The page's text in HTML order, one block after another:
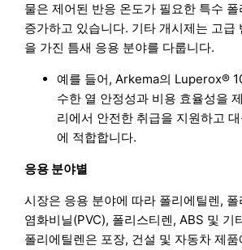
물은 제어된 반응 온도가 필요한 특수
증가하고 있습니다. 기타 개시제는 고급
을 가진 틈새 응용 분야를 다룹니다.
예를 들어, Arkema의 Luperox®
수한 열 안정성과 비용 효율성을
리에서 안전한 취급을 지원하고
에 적합합니다.
응용 분야별
시장은 응용 분야에 따라 폴리에틸렌,
염화비닐(PVC), 폴리스티렌, ABS 및 기
폴리에틸렌은 포장, 건설 및 자동차 제